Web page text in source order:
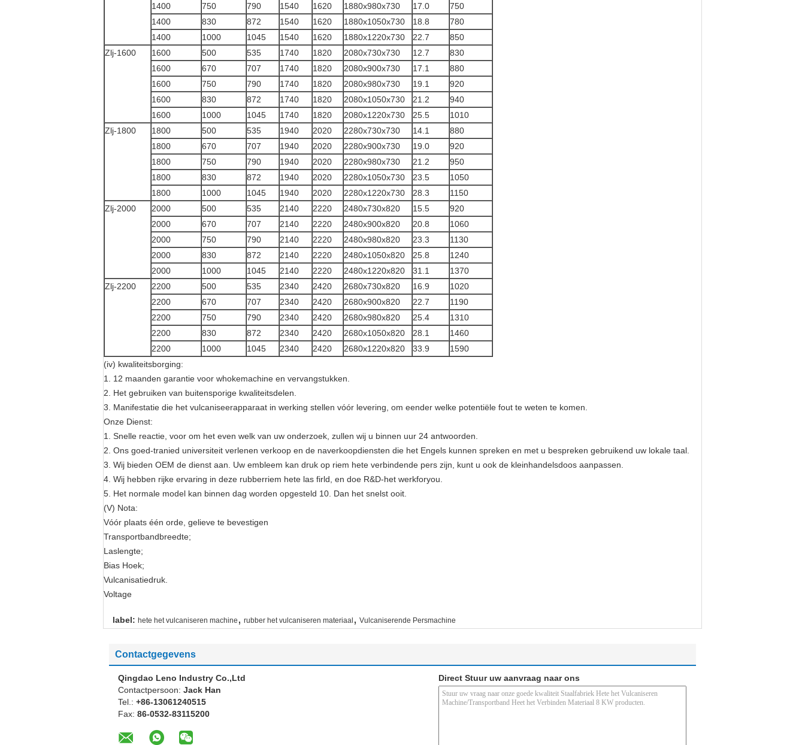
1400
750 790 1540 1620 1880x980x730 17.0
750
1400
830 872 1540 1620 1880x1050x730 18.8
780
1400
1000 1045 1540 1620 1880x1220x730 22.7
850
Zlj-1600
1600 500 535 1740 1820 2080x730x730 12.7
830
1600
670 707 1740 1820 2080x900x730 17.1
880
1600
750 790 1740 1820 2080x980x730 19.1
920
1600
830 872 1740 1820 2080x1050x730 21.2
940
1600
1000 1045 1740 1820 2080x1220x730 25.5
1010
Zlj-1800
1800 500 535 1940 2020 2280x730x730 14.1
880
1800
670 707 1940 2020 2280x900x730 19.0
920
1800
750 790 1940 2020 2280x980x730 21.2
950
1800
830 872 1940 2020 2280x1050x730 23.5
1050
1800
1000 1045 1940 2020 2280x1220x730 28.3
1150
Zlj-2000
2000 500 535 2140 2220 2480x730x820 15.5
920
2000
670 707 2140 2220 2480x900x820 20.8
1060
2000
750 790 2140 2220 2480x980x820 23.3
1130
2000
830 872 2140 2220 2480x1050x820 25.8
1240
2000
1000 1045 2140 2220 2480x1220x820 31.1
1370
Zlj-2200
2200 500 535 2340 2420 2680x730x820 16.9
1020
2200
670 707 2340 2420 2680x900x820 22.7
1190
2200
750 790 2340 2420 2680x980x820 25.4
1310
2200
830 872 2340 2420 2680x1050x820 28.1
1460
2200
1000 1045 2340 2420 2680x1220x820 33.9
1590
(iv) kwaliteitsborging:
1. 12 maanden garantie voor whokemachine en vervangstukken.
2. Het gebruiken van buitensporige kwaliteitsdelen.
3. Manifestatie die het vulcaniseerapparaat in werking stellen vóór levering, om eender welke potentiële fout te weten te komen.
Onze Dienst:
1. Snelle reactie, voor om het even welk van uw onderzoek, zullen wij u binnen uur 24 antwoorden.
2. Ons goed-tranied universiteit verlenen verkoop en de naverkoopdiensten die het Engels kunnen spreken en met u bespreken gebruikend uw lokale taal.
3. Wij bieden OEM de dienst aan. Uw embleem kan druk op riem hete verbindende pers zijn, kunt u ook de kleinhandelsdoos aanpassen.
4. Wij hebben rijke ervaring in deze rubberriem hete las firld, en doe R&D-het werkforyou.
5. Het normale model kan binnen dag worden opgesteld 10. Dan het snelst ooit.
(V) Nota:
Vóór plaats één orde, gelieve te bevestigen
Transportbandbreedte;
Laslengte;
Bias Hoek;
Vulcanisatiedruk.
Voltage
label: hete het vulcaniseren machine , rubber het vulcaniseren materiaal , Vulcaniserende Persmachine
Contactgegevens
Qingdao Leno Industry Co.,Ltd
Contactpersoon: Jack Han
Tel.: +86-13061240515
Fax: 86-0532-83115200
Direct Stuur uw aanvraag naar ons